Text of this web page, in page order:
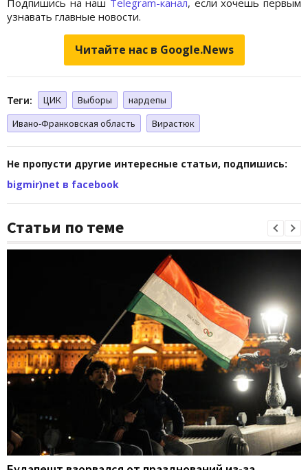
узнавать главные новости.
Читайте нас в Google.News
Теги: ЦИК Выборы
нардепы
Ивано-Франковская область
Вирастюк
Не пропусти другие интересные статьи, подпишись:
bigmir)net в facebook
Статьи по теме